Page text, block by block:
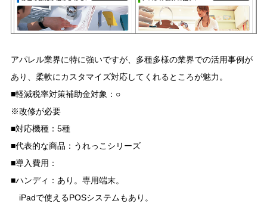
アパレル業界に特に強いですが、多種多様の業界での活用事例が
あり、柔軟にカスタマイズ対応してくれるところが魅力。
■軽減税率対策補助金対象：○
※改修が必要
■対応機種：5種
■代表的な商品：うれっこシリーズ
■導入費用：
■ハンディ：あり。専用端末。
iPadで使えるPOSシステムもあり。